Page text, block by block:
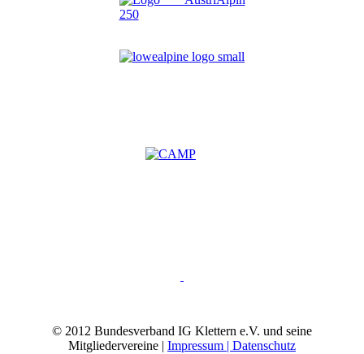
© 2012 Bundesverband IG Klettern e.V. und seine
Mitgliedervereine | Impressum | Datenschutz